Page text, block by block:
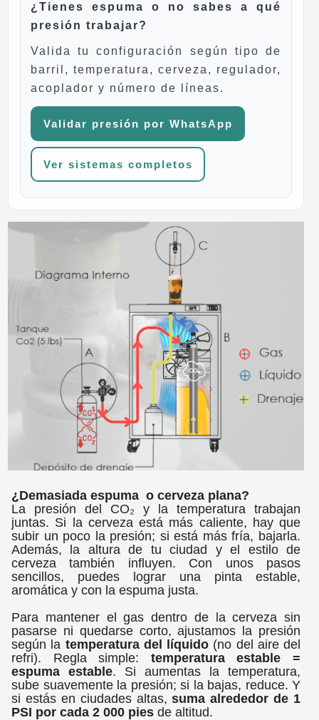
¿Tienes espuma o no sabes a qué
presión trabajar?
Valida tu configuración según tipo de
barril, temperatura, cerveza, regulador,
acoplador y número de líneas.
Validar presión por WhatsApp
Ver sistemas completos
¿Demasiada espuma o cerveza plana?
La presión del CO₂ y la temperatura trabajan
juntas. Si la cerveza está más caliente, hay que
subir un poco la presión; si está más fría, bajarla.
Además, la altura de tu ciudad y el estilo de
cerveza también influyen. Con unos pasos
sencillos, puedes lograr una pinta estable,
aromática y con la espuma justa.
Para mantener el gas dentro de la cerveza sin
pasarse ni quedarse corto, ajustamos la presión
según la temperatura del líquido (no del aire del
refri). Regla simple: temperatura estable =
espuma estable. Si aumentas la temperatura,
sube suavemente la presión; si la bajas, reduce. Y
si estás en ciudades altas,suma alrededor de 1
PSI por cada 2 000 pies de altitud.